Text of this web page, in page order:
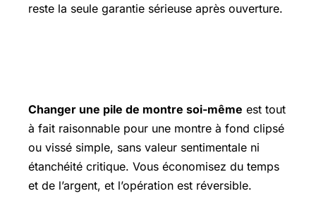
reste la seule garantie sérieuse après ouverture.
Changer une pile de montre soi-même est tout
à fait raisonnable pour une montre à fond clipsé
ou vissé simple, sans valeur sentimentale ni
étanchéité critique. Vous économisez du temps
et de l’argent, et l’opération est réversible.